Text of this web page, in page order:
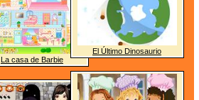
La casa de Barbie
El Último Dinosaurio